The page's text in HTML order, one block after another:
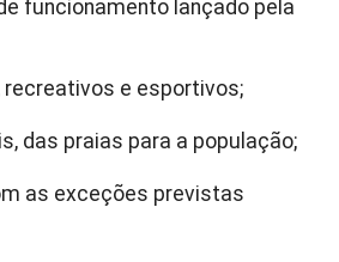
funcionamento lançado pela
e esportivos;
das praias para a população;
as exceções previstas